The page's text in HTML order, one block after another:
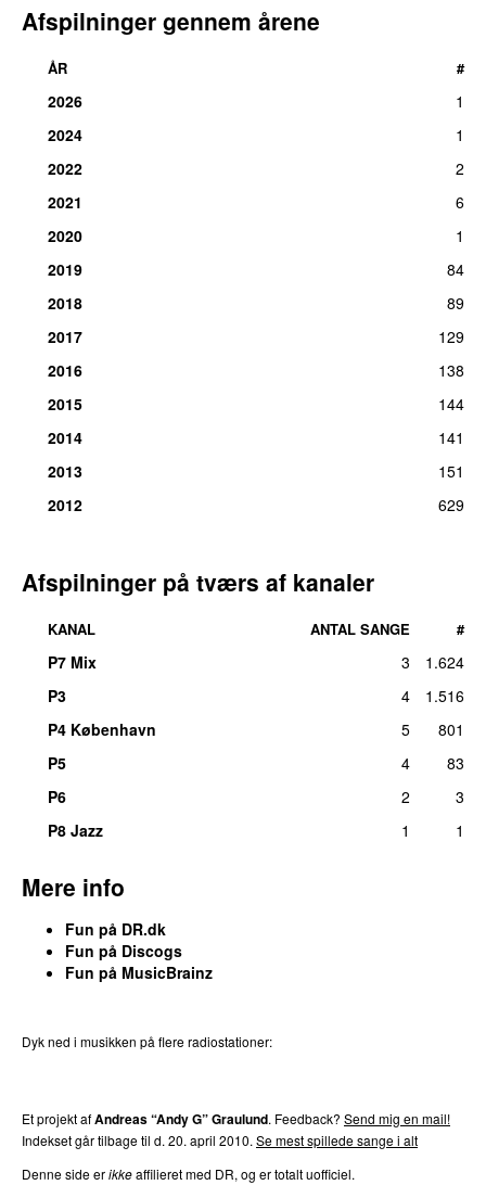
Afspilninger gennem årene
ÅR #
2026
1
2024
1
2022
2
2021
6
2020
1
2019
84
2018
89
2017
129
2016
138
2015
144
2014
141
2013
151
2012
629
Afspilninger på tværs af kanaler
KANAL ANTAL SANGE #
P7 Mix 3
1.624
P3
4
1.516
P4 København
5
801
P5
4
83
P6
2
3
P8 Jazz
1 1
Mere info
Fun på DR.dk
Fun på Discogs
Fun på MusicBrainz
Dyk ned i musikken på flere radiostationer:
Et projekt afAndreas “Andy G” Graulund. Feedback? Send mig en mail!
Indekset går tilbage til d. 20. april 2010. Se mest spillede sange i alt
Denne side erikkeaffilieret med DR, og er totalt uofficiel.